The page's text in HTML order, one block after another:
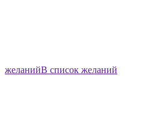
желанийВ список желаний